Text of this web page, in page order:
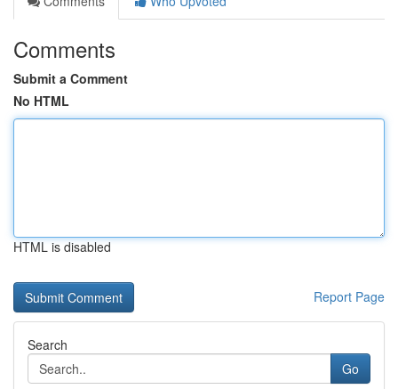
Comments
Submit a Comment
No HTML
HTML is disabled
Report Page
Search
Go